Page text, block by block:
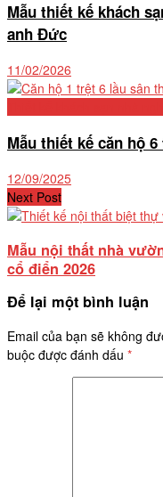
Mẫu thiết kế khách
anh Đức
11/02/2026
Mẫu thiết kế căn hộ
12/09/2025
Next Post
Mẫu nội thất nhà
cổ điển 2026
Để lại một bình luận
Email của bạn sẽ không
buộc được đánh dấu *